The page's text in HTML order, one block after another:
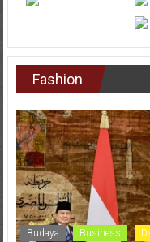
Fashion
Budaya Business